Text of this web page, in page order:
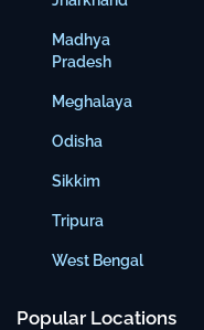
Madhya
Pradesh
Meghalaya
Odisha
Sikkim
Tripura
West Bengal
Popular Locations